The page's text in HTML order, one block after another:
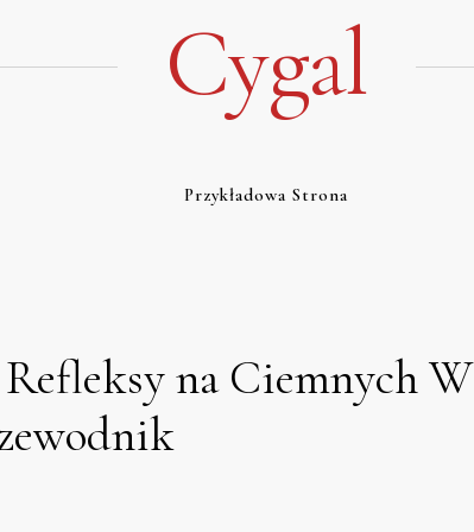
Cygal
Przykładowa Strona
Refleksy na Ciemnych W